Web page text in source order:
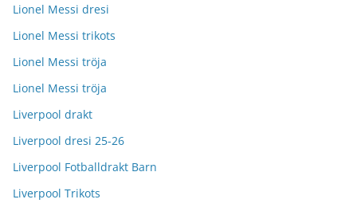
Lionel Messi dresi
Lionel Messi trikots
Lionel Messi tröja
Lionel Messi tröja
Liverpool drakt
Liverpool dresi 25-26
Liverpool Fotballdrakt Barn
Liverpool Trikots